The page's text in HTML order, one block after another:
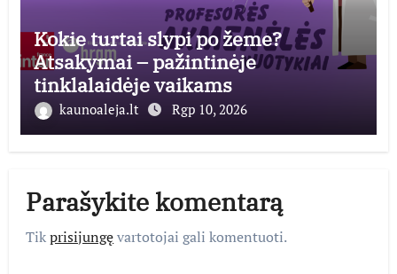
Kokie turtai slypi po žeme?
Atsakymai – pažintinėje
tinklalaidėje vaikams
kaunoaleja.lt Rgp 10, 2026
Parašykite komentarą
Tikprisijungęvartotojai gali komentuoti.